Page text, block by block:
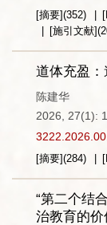
[摘要](352)
[施引文献](
道体充盈
陈建华
2026, 27(1):
[摘要](284)
“第二个结
治教育的